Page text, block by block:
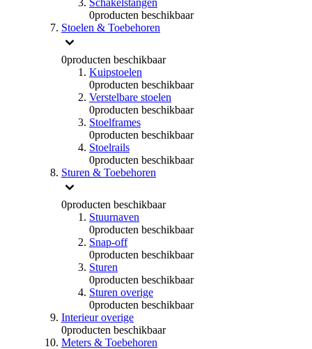
Schakelstangen
0producten beschikbaar
Stoelen & Toebehoren
0producten beschikbaar
Kuipstoelen
0producten beschikbaar
Verstelbare stoelen
0producten beschikbaar
Stoelframes
0producten beschikbaar
Stoelrails
0producten beschikbaar
Sturen & Toebehoren
0producten beschikbaar
Stuurnaven
0producten beschikbaar
Snap-off
0producten beschikbaar
Sturen
0producten beschikbaar
Sturen overige
0producten beschikbaar
Interieur overige
0producten beschikbaar
Meters & Toebehoren